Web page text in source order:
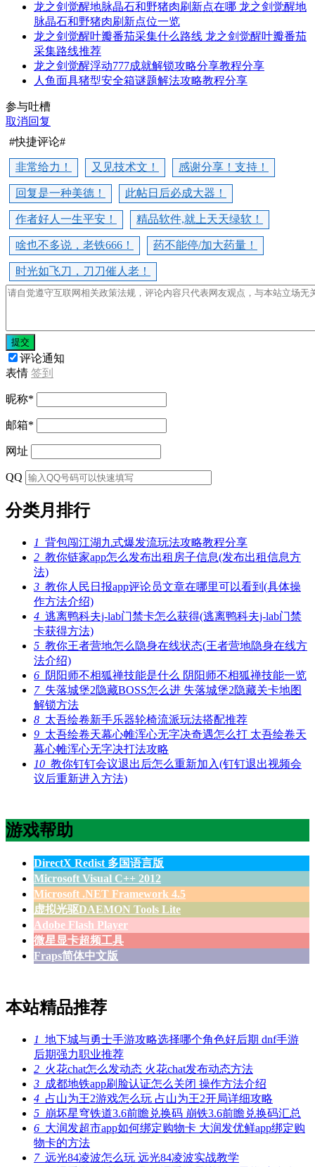
龙之剑觉醒地脉晶石和野猪肉刷新点在哪 龙之剑觉醒地
脉晶石和野猪肉刷新点位一览
龙之剑觉醒叶瓣番茄采集什么路线 龙之剑觉醒叶瓣番茄
采集路线推荐
龙之剑觉醒浮动777成就解锁攻略分享教程分享
人鱼面具猪型安全箱谜题解法攻略教程分享
参与吐槽
取消回复
#快捷评论#
非常给力！ 又见技术文！ 感谢分享！支持！
回复是一种美德！ 此帖日后必成大器！
作者好人一生平安！ 精品软件,就上天天绿软！
啥也不多说，老铁666！ 药不能停/加大药量！
时光如飞刀，刀刀催人老！
提交
评论通知
表情 签到
昵称*
邮箱*
网址
QQ
分类月排行
1 背包闯江湖九式爆发流玩法攻略教程分享
2 教你链家app怎么发布出租房子信息(发布出租信息方
法)
3 教你人民日报app评论员文章在哪里可以看到(具体操
作方法介绍)
4 逃离鸭科夫j-lab门禁卡怎么获得(逃离鸭科夫j-lab门禁
卡获得方法)
5 教你王者营地怎么隐身在线状态(王者营地隐身在线方
法介绍)
6 阴阳师不相狐禅技能是什么 阴阳师不相狐禅技能一览
7失落城堡2隐藏BOSS怎么进 失落城堡2隐藏关卡地图
解锁方法
8 太吾绘卷新手乐器轮椅流派玩法搭配推荐
9 太吾绘卷天幕心帷浑心无字决奇遇怎么打 太吾绘卷天
幕心帷浑心无字决打法攻略
10 教你钉钉会议退出后怎么重新加入(钉钉退出视频会
议后重新进入方法)
游戏帮助
DirectX Redist 多国语言版
Microsoft Visual C++ 2012
Microsoft .NET Framework 4.5
虚拟光驱DAEMON Tools Lite
Adobe Flash Player
微星显卡超频工具
Fraps简体中文版
本站精品推荐
1 地下城与勇士手游攻略选择哪个角色好后期 dnf手游
后期强力职业推荐
2 火花chat怎么发动态 火花chat发布动态方法
3 成都地铁app刷脸认证怎么关闭 操作方法介绍
4 占山为王2游戏怎么玩 占山为王2开局详细攻略
5 崩坏星穹铁道3.6前瞻兑换码 崩铁3.6前瞻兑换码汇总
6 大润发超市app如何绑定购物卡 大润发优鲜app绑定购
物卡的方法
7远光84凌波怎么玩 远光84凌波实战教学